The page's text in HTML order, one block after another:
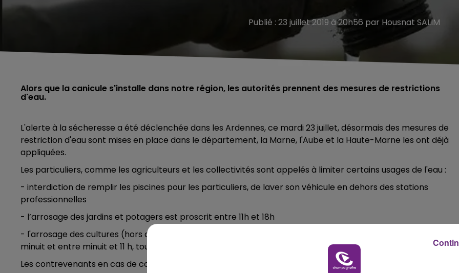
5h00 - 6h00
LE BEST OF DE LA FAMILLE
CHAMPAGNE FM
Publié : 23 juillet 2019 à 20h56 par Housnat SALIM
Alors que la canicule s'installe dans notre région, les autorités prennent des mesures de restrictions
d'eau.
L'alerte à la sécheresse a été déclenchée dans les Ardennes, ce mardi 23 juillet, désormais des mesures de
restriction d'eau sont mises en place dans le département, la Marne, l'Aube et la Haute-Marne les ont déjà
appliquées.
Les particuliers, comme les agriculteurs et les collectivités sont appelés à limiter certains usages de l'eau :
- interdiction de remplir les piscines pour les particuliers, de laver son véhicule en dehors des stations
professionnelles
- l’arrosage des jardins et potagers est proscrit entre 11h et 18h
- l'arrosage des cultures (hors agriculteurs disposant de quotas annuels) sous serres, maraîchage entre 18 h
minuit et entre minuit et 11 h, tout prélèvement dans un cours d'eau est interdit.
Les contrevenants en cas de contrôle, s'exposent à des amendes jusqu'à 1500€.